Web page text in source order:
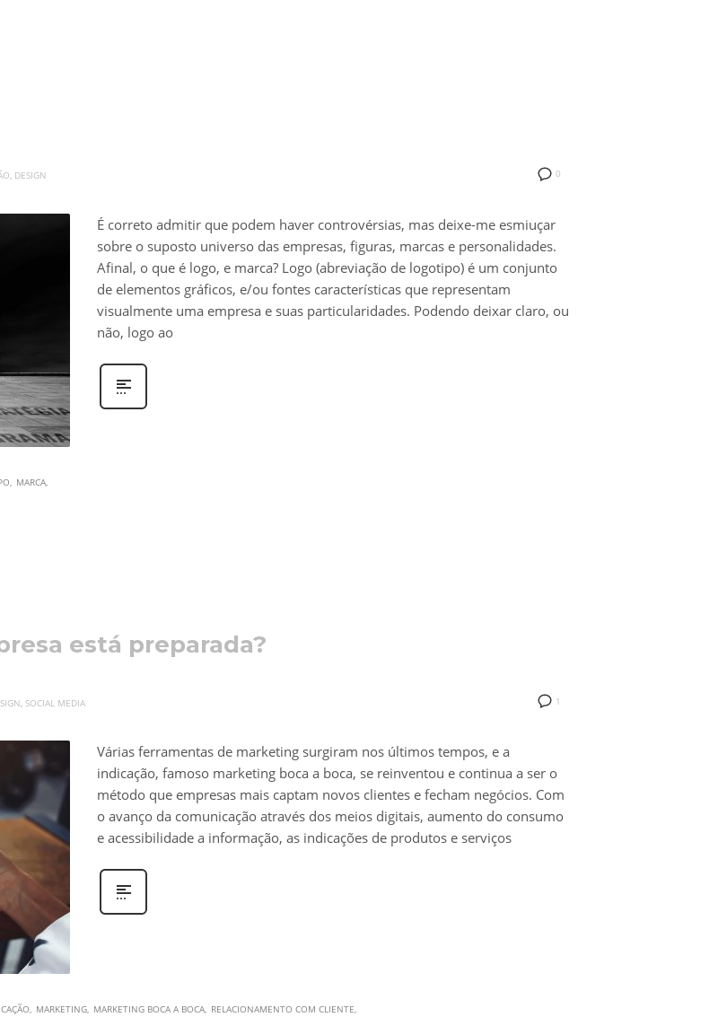
0
, DESIGN
É correto admitir que podem haver controvérsias, mas deixe-me esmiuçar
sobre o suposto universo das empresas, figuras, marcas e personalidades.
Afinal, o que é logo, e marca? Logo (abreviação de logotipo) é um conjunto
de elementos gráficos, e/ou fontes características que representam
visualmente uma empresa e suas particularidades. Podendo deixar claro, ou
não, logo ao
MARCA
está preparada?
1
, SOCIAL MEDIA
Várias ferramentas de marketing surgiram nos últimos tempos, e a
indicação, famoso marketing boca a boca, se reinventou e continua a ser o
método que empresas mais captam novos clientes e fecham negócios. Com
o avanço da comunicação através dos meios digitais, aumento do consumo
e acessibilidade a informação, as indicações de produtos e serviços
MARKETING MARKETING BOCA A BOCA RELACIONAMENTO COM CLIENTE